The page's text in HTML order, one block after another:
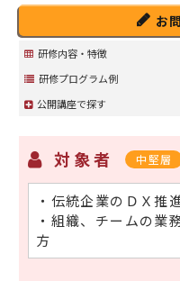
お
研修内容・特徴
研修プログラム例
公開講座で探す
対象者 中堅層
・伝統企業のＤＸ推
・組織、チームの業
方